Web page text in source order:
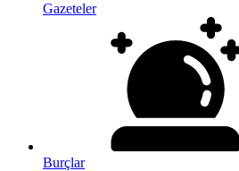
Gazeteler
Burçlar